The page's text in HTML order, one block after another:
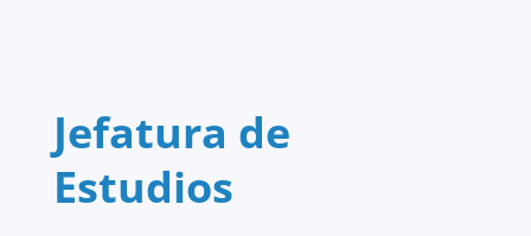
Jefatura de
Estudios